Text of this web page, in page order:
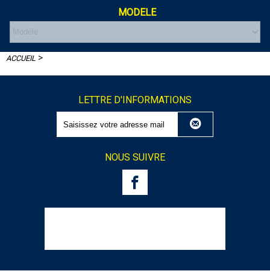
MODELE
ACCUEIL >
LETTRE D'INFORMATIONS
NOUS SUIVRE